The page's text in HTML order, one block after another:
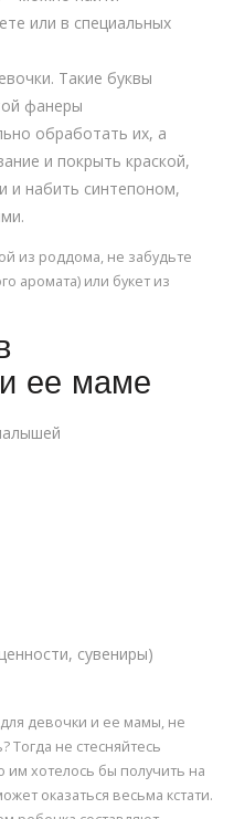
или в специальных
Такие буквы
фанеры
обработать их, а
и покрыть краской,
и набить синтепоном,
из роддома, не забудьте
аромата) или букет из
ее маме
сувениры)
девочки и ее мамы, не
Тогда не стесняйтесь
им хотелось бы получить на
оказаться весьма кстати.